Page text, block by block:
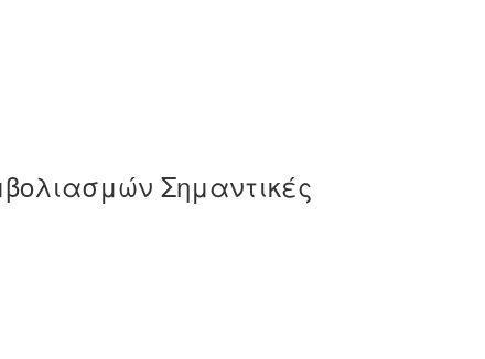
Σημαντικές